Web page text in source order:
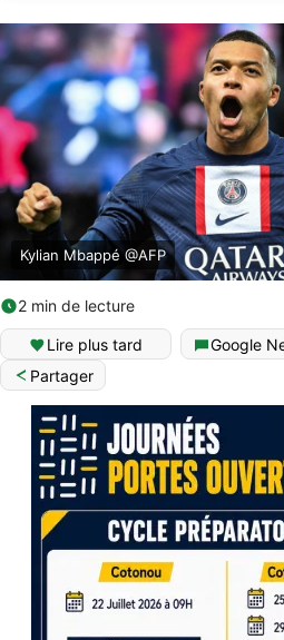
Kylian Mbappé @AFP
2 min de lecture
Lire plus tard Google
Partager